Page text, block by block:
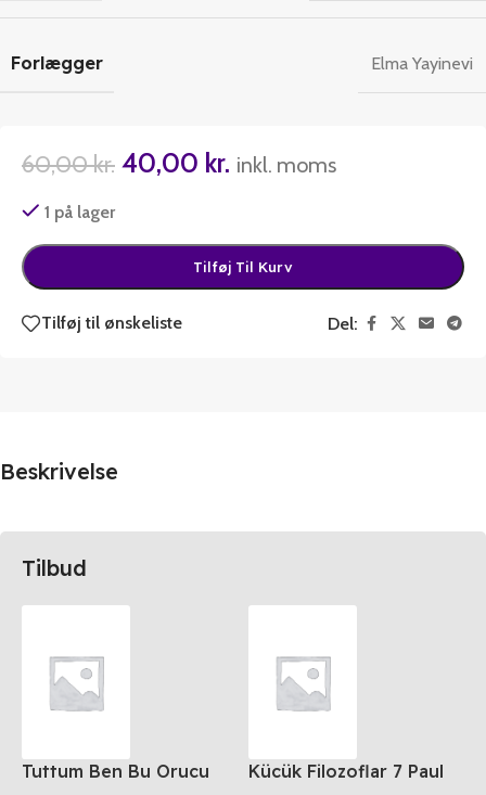
Forlægger Elma Yayinevi
60,00kr. 40,00 kr. inkl. moms
1 på lager
Tilføj Til Kurv
Tilføj til ønskeliste Del:
Beskrivelse
Tilbud
Tuttum Ben Bu Orucu
Kücük Filozoflar 7 Paul